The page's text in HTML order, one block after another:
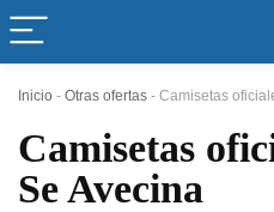
Inicio - Otras ofertas - Camisetas
Camisetas
Se Avecina